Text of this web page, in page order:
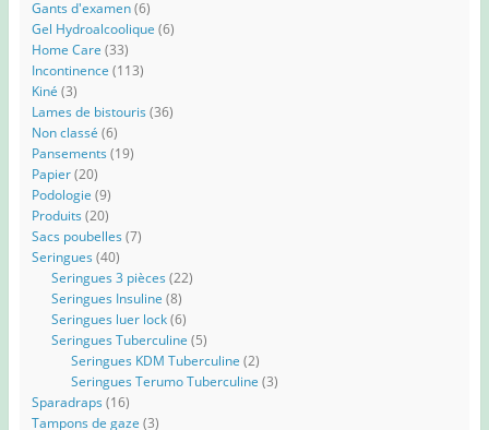
Gants d'examen (6)
Gel Hydroalcoolique (6)
Home Care (33)
Incontinence (113)
Kiné (3)
Lames de bistouris (36)
Non classé (6)
Pansements (19)
Papier (20)
Podologie (9)
Produits (20)
Sacs poubelles (7)
Seringues (40)
Seringues 3 pièces (22)
Seringues Insuline (8)
Seringues luer lock (6)
Seringues Tuberculine (5)
Seringues KDM Tuberculine (2)
Seringues Terumo Tuberculine (3)
Sparadraps (16)
Tampons de gaze (3)